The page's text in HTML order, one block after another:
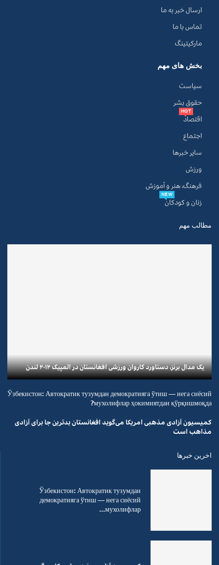
ارسال خبر به ما
تماس با ما
مارکیتینگ
بخش های مهم
سیاست
حقوق بشر
اقتصاد
HOT
اجتماع
سایر خبرها
ورزش
فرهنگ، هنر و آموزش
زنان و کودکان
NEW
مطالب مهم
یک مدال برنز، دستاورد کاروان ورزشی افغانستان در المپیک ۲۰۱۲ لندن
Ўзбекистон: Автократик тузумдан демократияга ўтиш — нега сиёсий
мухолифлар ҳокимиятдан қўрқишмоқда?
کمیسیون آزادی مذهبی امریکا می‌گوید افغانستان بدترین جا برای آزادی
مذاهب است
اخرین خبرها
Ўзбекистон: Автократик тузумдан
демократияга ўтиш — нега сиёсий
мухолифлар...